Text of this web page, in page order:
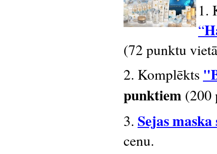
1.
“
(72 punktu
2. Komplēkts
punktiem
3. Sejas
cenu.